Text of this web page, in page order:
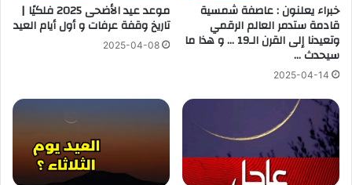
خبراء يعلنون : عاصفة شمسية
قادمة ستدمر العالم الرقمي
وتعيدنا إلى القرن الـ19 … و هذا ما
سيحدث …
2025-04-14
موعد عيد الأضحى 2025 فلكيًا |
تاريخ وقفة عرفات و أول أيام العيد
2025-04-08